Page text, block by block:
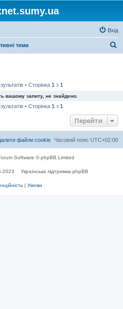
Вхід
теми
• Сторінка 1 з 1
вашому запиту, не знайдено.
• Сторінка 1 з 1
Перейти
Часовий пояс UTC+02:00
файли cookie
Software © phpBB Limited
2023 Українська підтримка phpBB
| Умови